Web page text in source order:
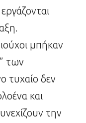
μπήκαν
των
τυχαίο δεν
και
την